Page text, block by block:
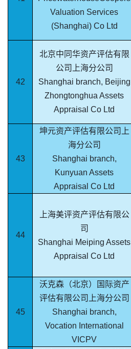
Valuation Services
(Shanghai) Co Ltd
42
北京中同华资产评估有限
公司上海分公司
Shanghai branch, Beijing
Zhongtonghua Assets
Appraisal Co Ltd
43
坤元资产评估有限公司上
海分公司
Shanghai branch,
Kunyuan Assets
Appraisal Co Ltd
44
上海美评资产评估有限公
司
Shanghai Meiping Assets
Appraisal Co Ltd
45
沃克森（北京）国际资产
评估有限公司上海分公司
Shanghai branch,
Vocation International
VICPV